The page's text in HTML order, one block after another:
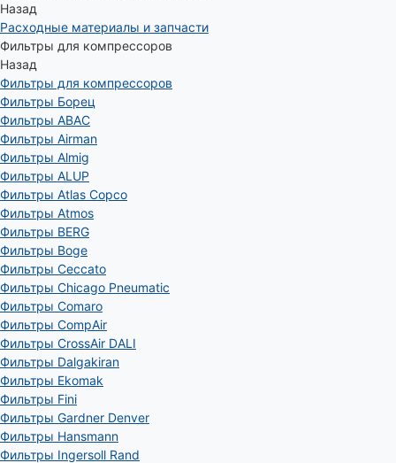
Назад
Расходные материалы и запчасти
Фильтры для компрессоров
Назад
Фильтры для компрессоров
Фильтры Борец
Фильтры ABAC
Фильтры Airman
Фильтры Almig
Фильтры ALUP
Фильтры Atlas Copco
Фильтры Atmos
Фильтры BERG
Фильтры Boge
Фильтры Ceccato
Фильтры Chicago Pneumatic
Фильтры Comaro
Фильтры CompAir
Фильтры CrossAir DALI
Фильтры Dalgakiran
Фильтры Ekomak
Фильтры Fini
Фильтры Gardner Denver
Фильтры Hansmann
Фильтры Ingersoll Rand